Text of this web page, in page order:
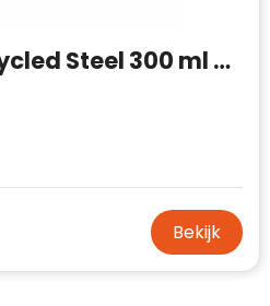
IsoMug RCS Recycled Steel 300 ml mok
Bekijk